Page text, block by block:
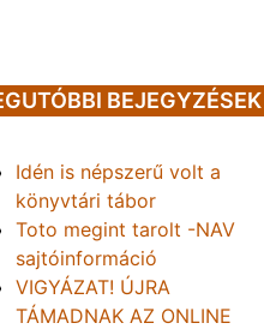
BEJEGYZÉSEK
Idén is népszerű volt a
könyvtári tábor
Toto megint tarolt -NAV
sajtóinformáció
VIGYÁZAT! ÚJRA
TÁMADNAK AZ ONLINE